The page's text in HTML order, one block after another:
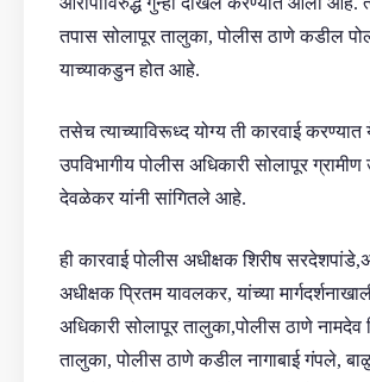
तपास सोलापूर तालुका, पोलीस ठाणे कडील
याच्याकडुन होत आहे.
तसेच त्याच्याविरूध्द योग्य ती कारवाई
उपविभागीय पोलीस अधिकारी सोलापूर
देवळेकर यांनी सांगितले आहे.
ही कारवाई पोलीस अधीक्षक शिरीष
अधीक्षक प्रितम यावलकर, यांच्या
अधिकारी सोलापूर तालुका,पोलीस ठाणे नामदेव
तालुका, पोलीस ठाणे कडील नागाबाई गंपले,